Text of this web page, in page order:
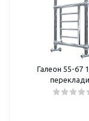
Галеон 55-67